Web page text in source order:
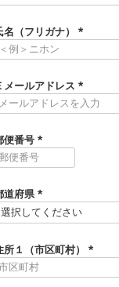
必
)
名（フリガナ）
必
)
メールアドレス
(
必
便番号
(
必
)
道府県
(
必
)
所１（市区町村）
必